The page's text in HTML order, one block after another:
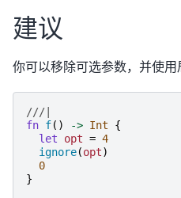
建议
你可以移除可选参数，并使用
///|
fn f() -> Int
{
let
opt = 4
ignore(opt)
0
}